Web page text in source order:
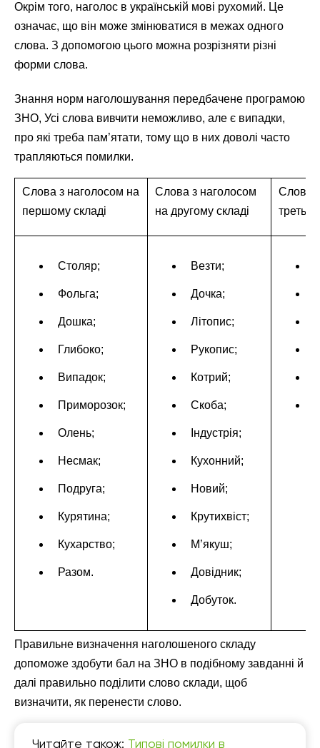
Окрім того, наголос в українській мові рухомий. Це
означає, що він може змінюватися в межах одного
слова. З допомогою цього можна розрізняти різні
форми слова.
Знання норм наголошування передбачене програмою
ЗНО, Усі слова вивчити неможливо, але є випадки,
про які треба пам’ятати, тому що в них доволі часто
трапляються помилки.
Слова з наголосом на
першому складі
Слова з наголосом
на другому складі
Слова
Столяр;
Фольга;
Дошка;
Глибоко;
Випадок;
Приморозок;
Олень;
Несмак;
Подруга;
Курятина;
Кухарство;
Разом.
Везти;
Дочка;
Літопис;
Рукопис;
Котрий;
Скоба;
Індустрія;
Кухонний;
Новий;
Крутихвіст;
М’якуш;
Довідник;
Добуток.
Правильне визначення наголошеного складу
допоможе здобути бал на ЗНО в подібному завданні й
далі правильно поділити слово склади, щоб
визначити, як перенести слово.
Читайте також: Типові помилки в